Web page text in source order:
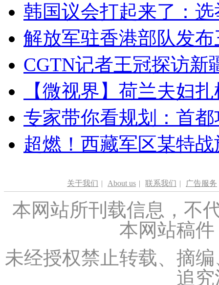
韩国议会打起来了：
解放军驻香港部队发
CGTN记者王冠探访新
【微视界】荷兰夫妇
专家带你看规划：首
超燃！西藏军区某特
关于我们 | About us | 联系我们 | 广告服务
本网站所刊载信息，不
本网站稿
未经授权禁止转载、摘
追